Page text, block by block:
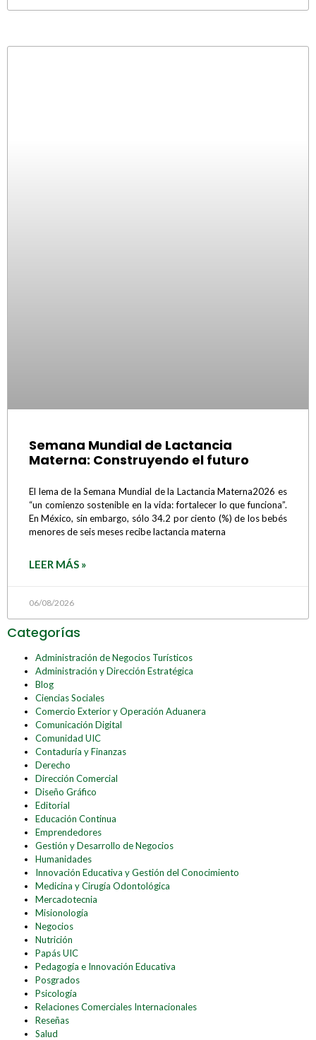
Semana Mundial de Lactancia
Materna: Construyendo el futuro
El lema de la Semana Mundial de la Lactancia Materna2026 es
“un comienzo sostenible en la vida: fortalecer lo que funciona”.
En México, sin embargo, sólo 34.2 por ciento (%) de los bebés
menores de seis meses recibe lactancia materna
LEER MÁS »
06/08/2026
Categorías
Administración de Negocios Turísticos
Administración y Dirección Estratégica
Blog
Ciencias Sociales
Comercio Exterior y Operación Aduanera
Comunicación Digital
Comunidad UIC
Contaduría y Finanzas
Derecho
Dirección Comercial
Diseño Gráfico
Editorial
Educación Continua
Emprendedores
Gestión y Desarrollo de Negocios
Humanidades
Innovación Educativa y Gestión del Conocimiento
Medicina y Cirugía Odontológica
Mercadotecnia
Misionología
Negocios
Nutrición
Papás UIC
Pedagogía e Innovación Educativa
Posgrados
Psicología
Relaciones Comerciales Internacionales
Reseñas
Salud